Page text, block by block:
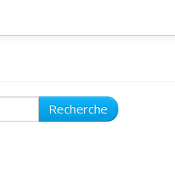
Recherche